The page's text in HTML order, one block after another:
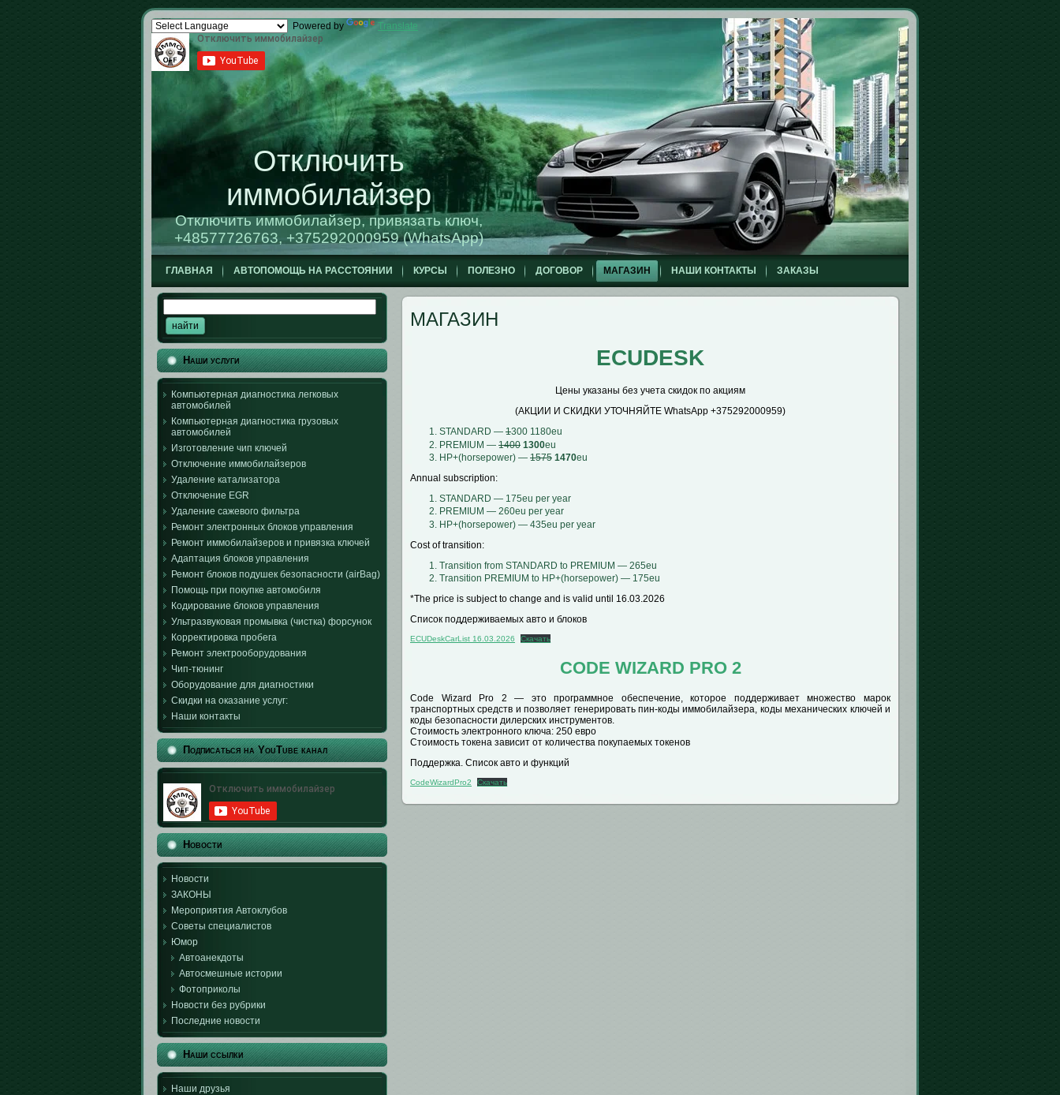
Powered by Translate
Отключить
иммобилайзер
Отключить иммобилайзер, привязать ключ,
+48577726763, +375292000959 (WhatsApp)
ГЛАВНАЯ АВТОПОМОЩЬ НА РАССТОЯНИИ КУРСЫ ПОЛЕЗНО ДОГОВОР МАГАЗИН НАШИ КОНТАКТЫ ЗАКАЗЫ
Наши услуги
Компьютерная диагностика легковых
автомобилей
Компьютерная диагностика грузовых
автомобилей
Изготовление чип ключей
Отключение иммобилайзеров
Удаление катализатора
Отключение EGR
Удаление сажевого фильтра
Ремонт электронных блоков управления
Ремонт иммобилайзеров и привязка ключей
Адаптация блоков управления
Ремонт блоков подушек безопасности (airBag)
Помощь при покупке автомобиля
Кодирование блоков управления
Ультразвуковая промывка (чистка) форсунок
Корректировка пробега
Ремонт электрооборудования
Чип-тюнинг
Оборудование для диагностики
Скидки на оказание услуг:
Наши контакты
Подписаться на YouTube канал
Новости
Новости
ЗАКОНЫ
Мероприятия Автоклубов
Советы специалистов
Юмор
Автоанекдоты
Автосмешные истории
Фотоприколы
Новости без рубрики
Последние новости
Наши ссылки
Наши друзья
МАГАЗИН
ECUDESK
Цены указаны без учета скидок по акциям
(АКЦИИ И СКИДКИ УТОЧНЯЙТЕ WhatsApp +375292000959)
STANDARD — 1300 1180eu
PREMIUM — 1400 1300eu
HP+(horsepower) — 1575 1470eu
Annual subscription:
STANDARD — 175eu per year
PREMIUM — 260eu per year
HP+(horsepower) — 435eu per year
Cost of transition:
Transition from STANDARD to PREMIUM — 265eu
Transition PREMIUM to HP+(horsepower) — 175eu
*The price is subject to change and is valid until 16.03.2026
Список поддерживаемых авто и блоков
ECUDeskCarList 16.03.2026 Скачать
CODE WIZARD PRO 2
Code Wizard Pro 2 — это программное обеспечение, которое поддерживает множество марок
транспортных средств и позволяет генерировать пин-коды иммобилайзера, коды механических ключей и
коды безопасности дилерских инструментов.
Стоимость электронного ключа: 250 евро
Стоимость токена зависит от количества покупаемых токенов
Поддержка. Список авто и функций
CodeWizardPro2 Скачать